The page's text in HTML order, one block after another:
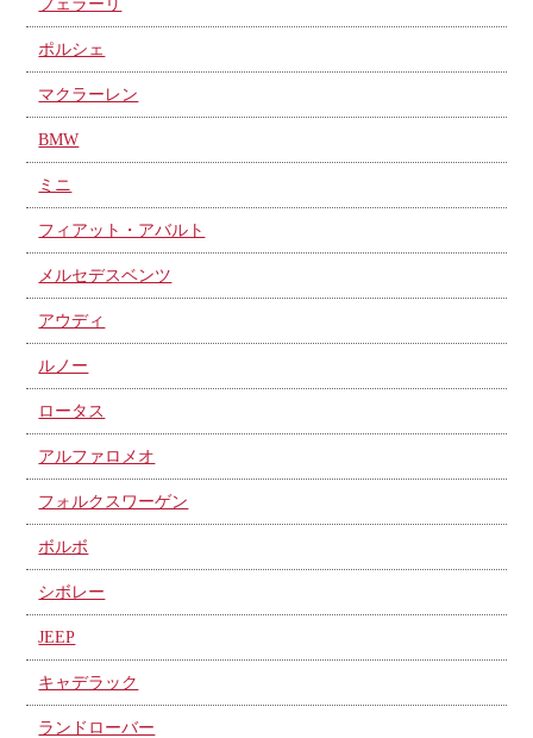
フェラーリ
ポルシェ
マクラーレン
BMW
ミニ
フィアット・アバルト
メルセデスベンツ
アウディ
ルノー
ロータス
アルファロメオ
フォルクスワーゲン
ボルボ
シボレー
JEEP
キャデラック
ランドローバー